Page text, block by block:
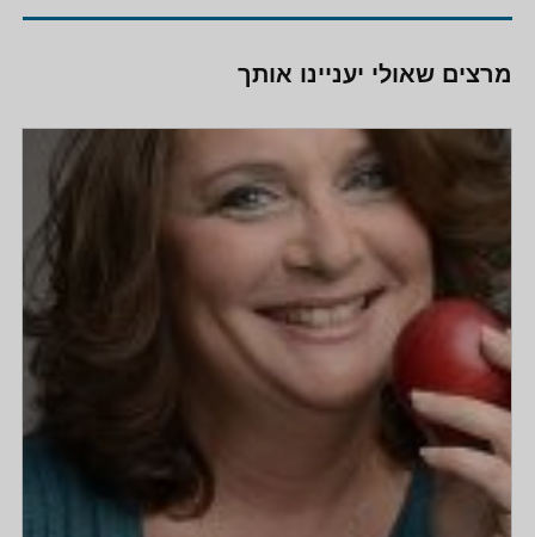
מרצים שאולי יעניינו אותך